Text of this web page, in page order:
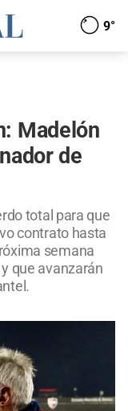
9°
Madelón
de
total para que
contrato hasta
semana
que avanzarán